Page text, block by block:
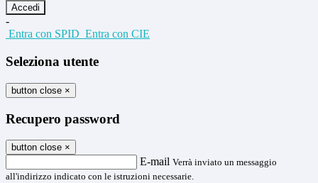
-
Entra con SPID Entra con CIE
Seleziona utente
button close ×
Recupero password
button close ×
E-mail Verrà inviato un messaggio
all'indirizzo indicato con le istruzioni necessarie.